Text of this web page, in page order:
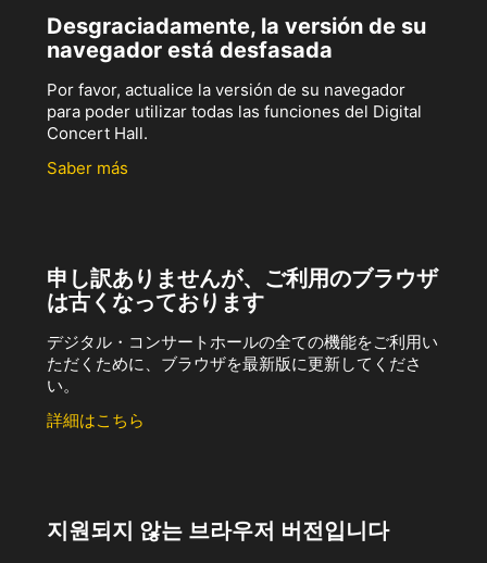
Desgraciadamente, la versión de su
navegador está desfasada
Por favor, actualice la versión de su navegador
para poder utilizar todas las funciones del Digital
Concert Hall.
Saber más
申し訳ありませんが、ご利用のブラウザ
は古くなっております
デジタル・コンサートホールの全ての機能をご利用い
ただくために、ブラウザを最新版に更新してくださ
い。
詳細はこちら
지원되지 않는 브라우저 버전입니다